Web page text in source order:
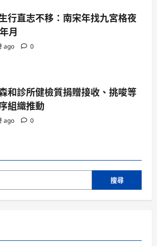
行直志不移：南宋年找九宮格夜
月
ago 0
和診所健檢質捐贈接收、挑唆等
組織推動
ago 0
搜尋